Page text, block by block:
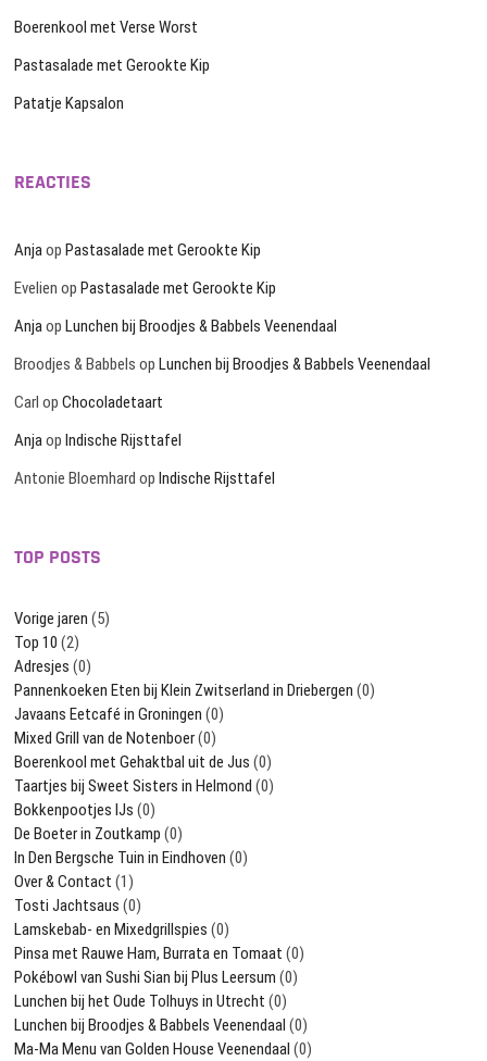
Boerenkool met Verse Worst
Pastasalade met Gerookte Kip
Patatje Kapsalon
REACTIES
Anja opPastasalade met Gerookte Kip
Evelien opPastasalade met Gerookte Kip
Anja opLunchen bij Broodjes & Babbels Veenendaal
Broodjes & Babbels opLunchen bij Broodjes & Babbels Veenendaal
Carl opChocoladetaart
Anja opIndische Rijsttafel
Antonie Bloemhard opIndische Rijsttafel
TOP POSTS
Vorige jaren (5)
Top 10 (2)
Adresjes (0)
Pannenkoeken Eten bij Klein Zwitserland in Driebergen (0)
Javaans Eetcafé in Groningen (0)
Mixed Grill van de Notenboer(0)
Boerenkool met Gehaktbal uit de Jus (0)
Taartjes bij Sweet Sisters in Helmond (0)
Bokkenpootjes IJs (0)
De Boeter in Zoutkamp (0)
In Den Bergsche Tuin in Eindhoven (0)
Over & Contact (1)
Tosti Jachtsaus (0)
Lamskebab- en Mixedgrillspies (0)
Pinsa met Rauwe Ham, Burrata en Tomaat (0)
Pokébowl van Sushi Sian bij Plus Leersum (0)
Lunchen bij het Oude Tolhuys in Utrecht (0)
Lunchen bij Broodjes & Babbels Veenendaal (0)
Ma-Ma Menu van Golden House Veenendaal (0)